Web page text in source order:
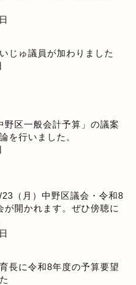
じゅ議員が加わりました
野区一般会計予算」の議案
を行いました。
（月）中野区議会・令和8
が開かれます。ぜひ傍聴に
長に令和8年度の予算要望